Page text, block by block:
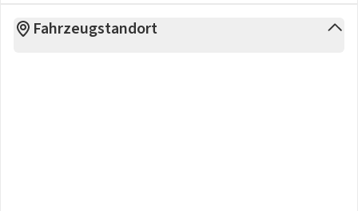
- Leichtmetallräder 'SAGITARIUS' anthrazit 8J x 19' - 4 Stk.
Fahrzeugstandort